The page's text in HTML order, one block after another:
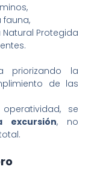
Protegida
priorizando la
de las
se
, no